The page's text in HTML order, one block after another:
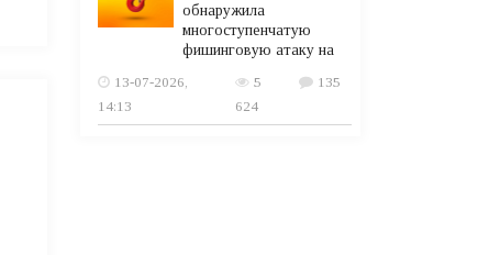
обнаружила
многоступенчатую
фишинговую атаку на
13-07-2026,
14:13
5
624
135